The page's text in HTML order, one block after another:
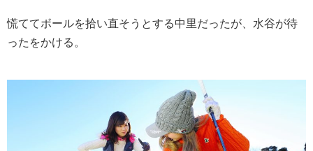
慌ててボールを拾い直そうとする中里だったが、水谷が待
ったをかける。